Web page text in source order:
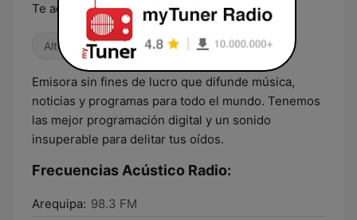
Te acompaña siempre
Alternativa / Indie Años 80 Años 90
Emisora sin fines de lucro que difunde música,
noticias y programas para todo el mundo. Tenemos
las mejor programación digital y un sonido
insuperable para delitar tus oídos.
Frecuencias Acústico Radio:
Arequipa: 98.3 FM